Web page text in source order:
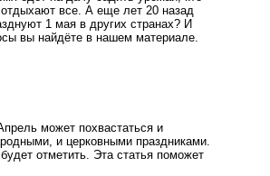
все. А еще лет 20 назад
1 мая в других странах? И
вы найдёте в нашем материале.
может похвастаться и
и церковными праздниками.
отметить. Эта статья поможет